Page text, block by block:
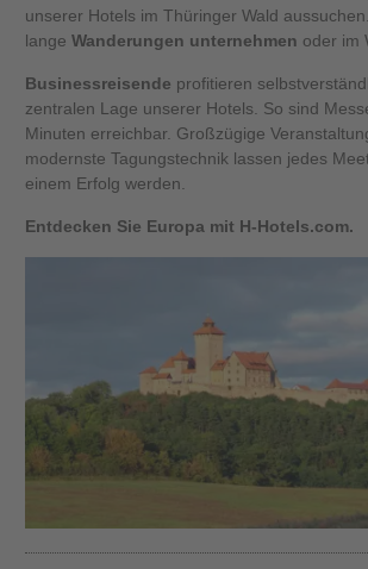
unserer Hotels im Thüringer Wald
lange Wanderungen unternehmen oder im
Businessreisende profitieren
zentralen Lage unserer Hotels. So sind
Minuten erreichbar. Großzügige
modernste Tagungstechnik lassen jedes
einem Erfolg werden.
Entdecken Sie Europa mit H-Hotels.com.